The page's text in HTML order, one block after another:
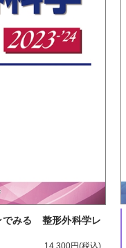
でみる 整形外科学レ
14,300円